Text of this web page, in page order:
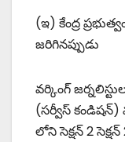
(ఇ) కేంద్ర
జరిగినప్పుడు
వర్కింగ్
(సర్వీస్
లోని సెక్షన్ 2